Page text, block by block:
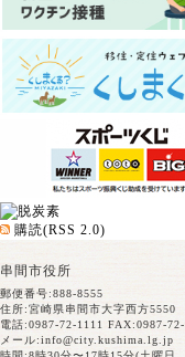
購読(RSS 2.0)
串間市役所
郵便番号:888-8555
住所:宮崎県串間市大字西方5550
電話:0987-72-1111 FAX:0987-
メール:info@city.kushima.lg.jp